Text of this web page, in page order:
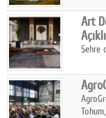
Art
Şehre